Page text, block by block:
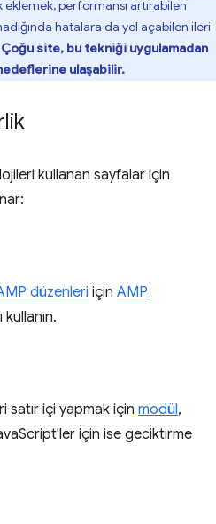
eklemek, performansı artırabilen
hatalara da yol açabilen ileri
Çoğu site, bu tekniği uygulamadan
ulaşabilir.
kullanan sayfalar için
düzenleri için AMP
satır içi yapmak için modül,
için ise geciktirme